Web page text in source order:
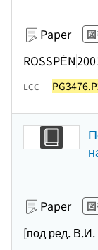
Paper
ROSSPĖN
LCC
Paper
[под ред.